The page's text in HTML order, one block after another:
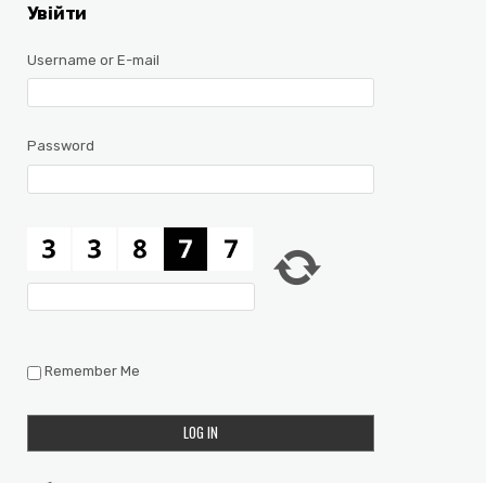
Увійти
Username or E-mail
Password
Remember Me